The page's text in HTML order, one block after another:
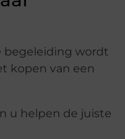
begeleiding wordt
kopen van een
u helpen de juiste